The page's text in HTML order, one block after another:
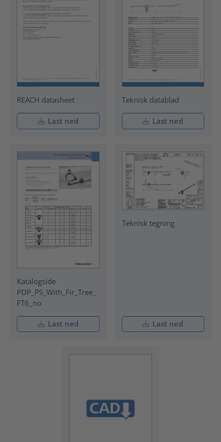
REACH datasheet
Last ned
Teknisk datablad
Last ned
Katalogside
PDP_PS_With_Fir_Tree_
FT6_no
Last ned
Teknisk tegning
Last ned